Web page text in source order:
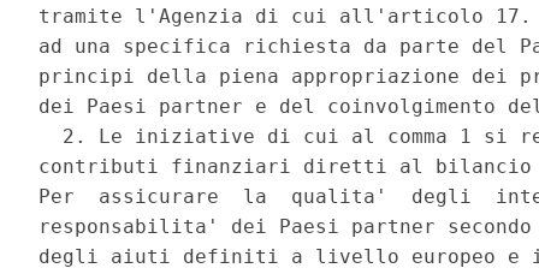
tramite l'Agenzia di cui all'articolo 17.
ad una specifica richiesta da parte del
principi della piena appropriazione dei
dei Paesi partner e del coinvolgimento
2. Le iniziative di cui al comma 1 si
contributi finanziari diretti al bilancio
Per  assicurare  la  qualita'  degli
responsabilita' dei Paesi partner
degli aiuti definiti a livello europeo e